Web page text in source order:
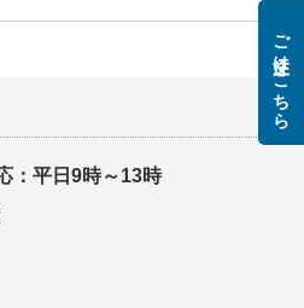
：平日9時～13時
ご注文はこちら